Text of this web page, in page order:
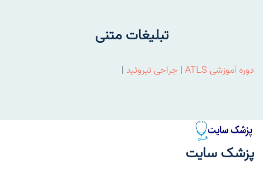
تبلیغات متنی
دوره آموزشی ATLS | جراحی تیروئید |
پزشک سایت